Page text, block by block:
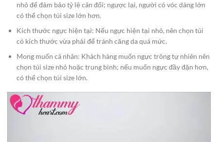
nhỏ để đảm bảo tỷ lệ cân đối; ngược lại, người có vóc dáng lớn
có thể chọn túi size lớn hơn.​
Kích thước ngực hiện tại: Nếu ngực hiện tại nhỏ, nên chọn túi
có kích thước vừa phải để tránh căng da quá mức.​
Mong muốn cá nhân: Khách hàng muốn ngực trông tự nhiên nên
chọn túi size nhỏ hoặc trung bình; nếu muốn ngực đầy đặn hơn,
có thể chọn túi size lớn.​